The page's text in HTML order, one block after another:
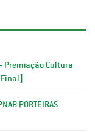
– Premiação Cultura
PORTEIRAS